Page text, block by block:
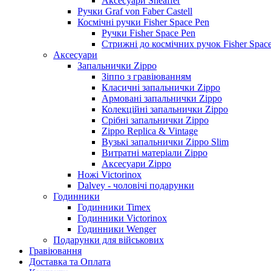
Ручки Graf von Faber Castell
Космічні ручки Fisher Space Pen
Ручки Fisher Space Pen
Стрижні до космічних ручок Fisher
Аксесуари
Запальнички Zippo
Зіппо з гравіюванням
Класичні запальнички Zippo
Армовані запальнички Zippo
Колекційні запальнички Zippo
Срібні запальнички Zippo
Zippo Replica & Vintage
Вузькі запальнички Zippo Slim
Витратні матеріали Zippo
Аксесуари Zippo
Ножі Victorinox
Dalvey - чоловічі подарунки
Годинники
Годинники Timex
Годинники Victorinox
Годинники Wenger
Подарунки для військових
Гравіювання
Доставка та Оплата